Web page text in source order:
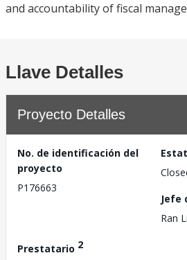
and accountability of fiscal
Llave Detalles
Proyecto Detalles
No. de identificación del
proyecto
P176663
Jefe
Ran Li
Prestatario 2